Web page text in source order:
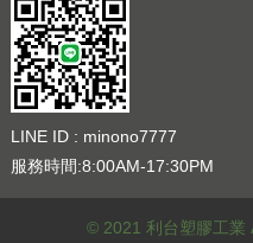
LINE ID : minono7777
服務時間:8:00AM-17:30PM
© 2021 利台塑膠工業